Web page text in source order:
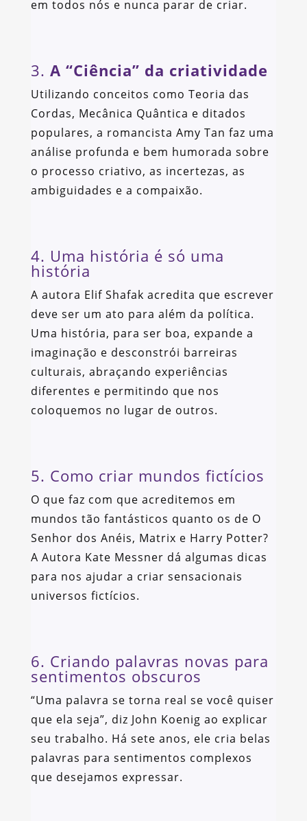
em todos nós e nunca parar de criar.
3. A “Ciência” da criatividade
Utilizando conceitos como Teoria das
Cordas, Mecânica Quântica e ditados
populares, a romancista Amy Tan faz uma
análise profunda e bem humorada sobre
o processo criativo, as incertezas, as
ambiguidades e a compaixão.
4. Uma história é só uma
história
A autora Elif Shafak acredita que escrever
deve ser um ato para além da política.
Uma história, para ser boa, expande a
imaginação e desconstrói barreiras
culturais, abraçando experiências
diferentes e permitindo que nos
coloquemos no lugar de outros.
5. Como criar mundos fictícios
O que faz com que acreditemos em
mundos tão fantásticos quanto os de O
Senhor dos Anéis, Matrix e Harry Potter?
A Autora Kate Messner dá algumas dicas
para nos ajudar a criar sensacionais
universos fictícios.
6. Criando palavras novas para
sentimentos obscuros
“Uma palavra se torna real se você quiser
que ela seja”, diz John Koenig ao explicar
seu trabalho. Há sete anos, ele cria belas
palavras para sentimentos complexos
que desejamos expressar.